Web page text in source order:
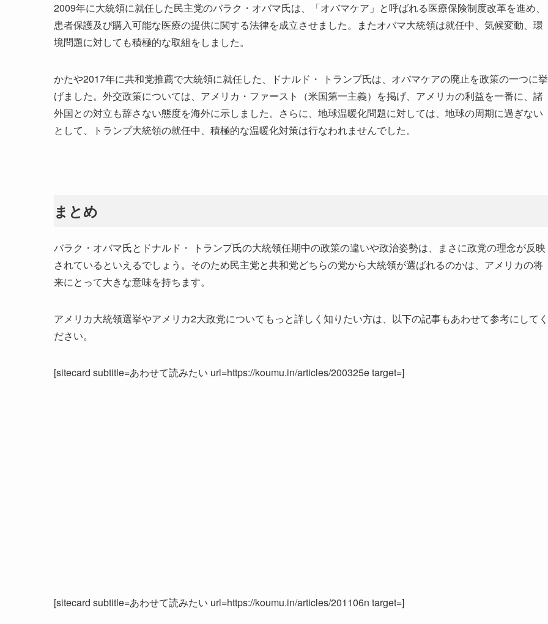
2009年に大統領に就任した民主党のバラク・オバマ氏は、「オバマケア」と呼ばれる医療保険制度改革を進め、
患者保護及び購入可能な医療の提供に関する法律を成立させました。またオバマ大統領は就任中、気候変動、環
境問題に対しても積極的な取組をしました。
かたや2017年に共和党推薦で大統領に就任した、ドナルド・ トランプ氏は、オバマケアの廃止を政策の一つに挙
げました。外交政策については、アメリカ・ファースト（米国第一主義）を掲げ、アメリカの利益を一番に、諸
外国との対立も辞さない態度を海外に示しました。さらに、地球温暖化問題に対しては、地球の周期に過ぎない
として、トランプ大統領の就任中、積極的な温暖化対策は行なわれませんでした。
まとめ
バラク・オバマ氏とドナルド・ トランプ氏の大統領任期中の政策の違いや政治姿勢は、まさに政党の理念が反映
されているといえるでしょう。そのため民主党と共和党どちらの党から大統領が選ばれるのかは、アメリカの将
来にとって大きな意味を持ちます。
アメリカ大統領選挙やアメリカ2大政党についてもっと詳しく知りたい方は、以下の記事もあわせて参考にしてく
ださい。
[sitecard subtitle=あわせて読みたい url=https://koumu.in/articles/200325e target=]
[sitecard subtitle=あわせて読みたい url=https://koumu.in/articles/201106n target=]